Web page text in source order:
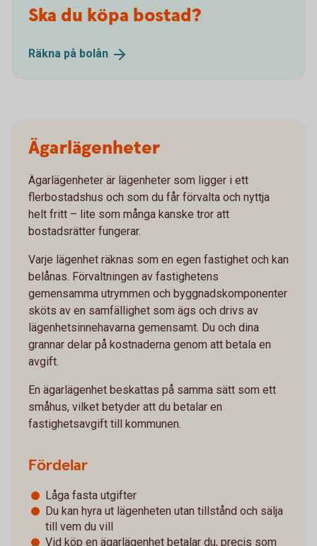
Ska du köpa bostad?
Räkna på bolån
Ägarlägenheter
Ägarlägenheter är lägenheter som ligger i ett
flerbostadshus och som du får förvalta och nyttja
helt fritt – lite som många kanske tror att
bostadsrätter fungerar.
Varje lägenhet räknas som en egen fastighet och kan
belånas. Förvaltningen av fastighetens
gemensamma utrymmen och byggnadskomponenter
sköts av en samfällighet som ägs och drivs av
lägenhetsinnehavarna gemensamt. Du och dina
grannar delar på kostnaderna genom att betala en
avgift.
En ägarlägenhet beskattas på samma sätt som ett
småhus, vilket betyder att du betalar en
fastighetsavgift till kommunen.
Fördelar
Låga fasta utgifter
Du kan hyra ut lägenheten utan tillstånd och sälja
till vem du vill
Vid köp en ägarlägenhet betalar du, precis som